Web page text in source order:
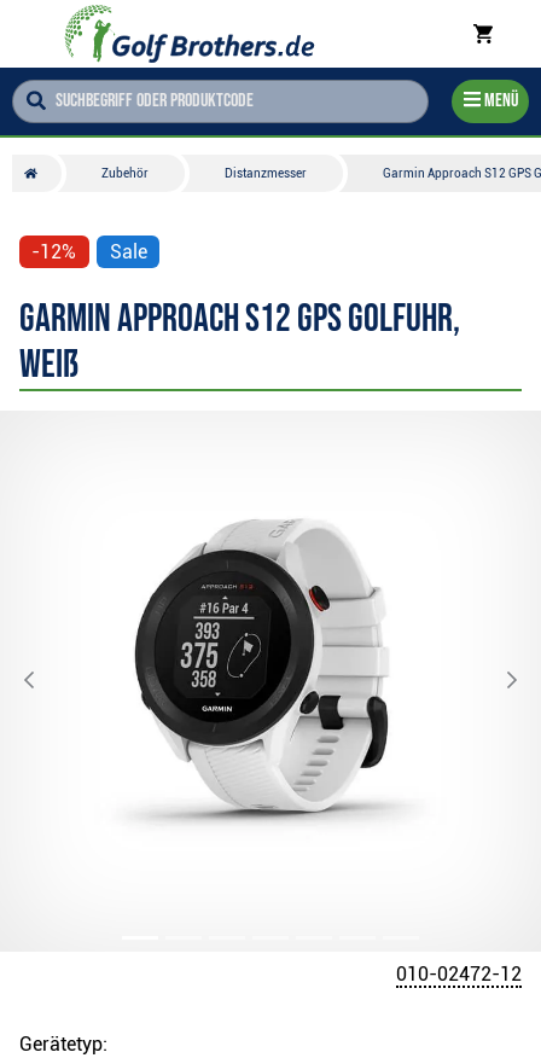
Menü
Zubehör Distanzmesser Garmin Approach S12 GPS
-12% Sale
Garmin Approach S12 GPS Golfuhr,
weiß
010-02472-12
Gerätetyp: